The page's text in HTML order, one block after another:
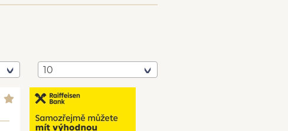
10